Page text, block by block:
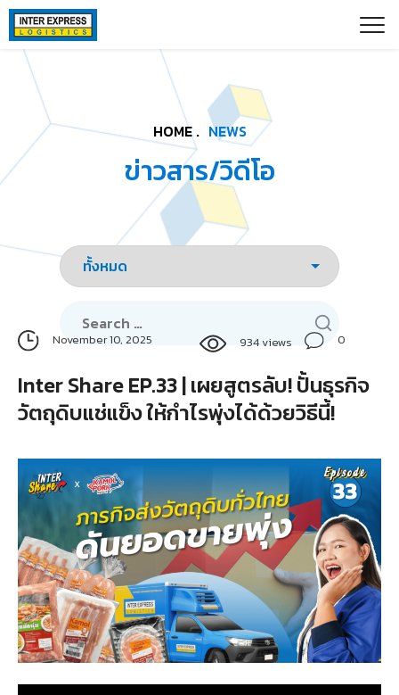
Paste this code as high in the of the page as possible:
HOME . NEWS
ข่าวสาร/วิดีโอ
November 10, 2025 934 views 0
Inter Share EP.33 | เผยสูตรลับ! ปั้นธุรกิจ
วัตถุดิบแช่แข็ง ให้กำไรพุ่งได้ด้วยวิธีนี้!